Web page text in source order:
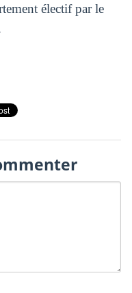
électif par le